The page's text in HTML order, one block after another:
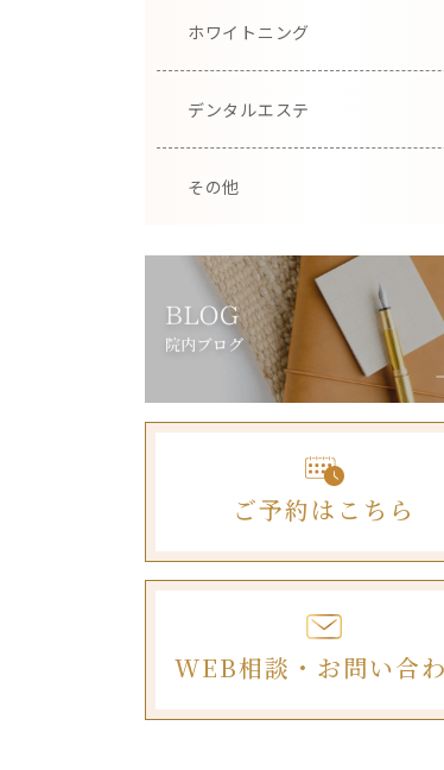
ホワイトニング
デンタルエステ
その他
ご予約はこちら
WEB相談・お問い合